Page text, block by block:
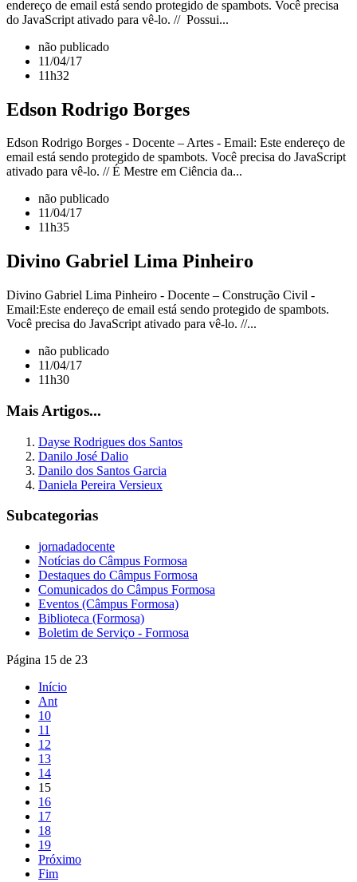
endereço de email está sendo protegido de spambots. Você precisa
do JavaScript ativado para vê-lo. // Possui...
não publicado
11/04/17
11h32
Edson Rodrigo Borges
Edson Rodrigo Borges - Docente – Artes - Email: Este endereço de
email está sendo protegido de spambots. Você precisa do JavaScript
ativado para vê-lo. // É Mestre em Ciência da...
não publicado
11/04/17
11h35
Divino Gabriel Lima Pinheiro
Divino Gabriel Lima Pinheiro - Docente – Construção Civil -
Email:Este endereço de email está sendo protegido de spambots.
Você precisa do JavaScript ativado para vê-lo. //...
não publicado
11/04/17
11h30
Mais Artigos...
Dayse Rodrigues dos Santos
Danilo José Dalio
Danilo dos Santos Garcia
Daniela Pereira Versieux
Subcategorias
jornadadocente
Notícias do Câmpus Formosa
Destaques do Câmpus Formosa
Comunicados do Câmpus Formosa
Eventos (Câmpus Formosa)
Biblioteca (Formosa)
Boletim de Serviço - Formosa
Página 15 de 23
Início
Ant
10
11
12
13
14
15
16
17
18
19
Próximo
Fim